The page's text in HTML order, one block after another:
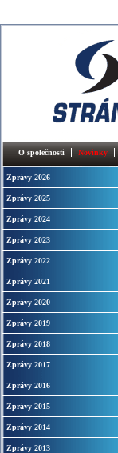
O společnosti Novinky
Zprávy 2026
Zprávy 2025
Zprávy 2024
Zprávy 2023
Zprávy 2022
Zprávy 2021
Zprávy 2020
Zprávy 2019
Zprávy 2018
Zprávy 2017
Zprávy 2016
Zprávy 2015
Zprávy 2014
Zprávy 2013